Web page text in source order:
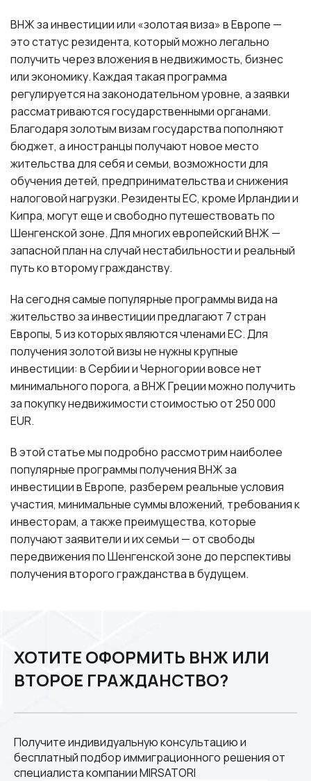
ВНЖ за инвестиции или «золотая виза» в Европе —
это статус резидента, который можно легально
получить через вложения в недвижимость, бизнес
или экономику. Каждая такая программа
регулируется на законодательном уровне, а заявки
рассматриваются государственными органами.
Благодаря золотым визам государства пополняют
бюджет, а иностранцы получают новое место
жительства для себя и семьи, возможности для
обучения детей, предпринимательства и снижения
налоговой нагрузки. Резиденты ЕС, кроме Ирландии и
Кипра, могут еще и свободно путешествовать по
Шенгенской зоне. Для многих европейский ВНЖ —
запасной план на случай нестабильности и реальный
путь ко второму гражданству.
На сегодня самые популярные программы вида на
жительство за инвестиции предлагают 7 стран
Европы, 5 из которых являются членами ЕС. Для
получения золотой визы не нужны крупные
инвестиции: в Сербии и Черногории вовсе нет
минимального порога, а ВНЖ Греции можно получить
за покупку недвижимости стоимостью от 250 000
EUR.
В этой статье мы подробно рассмотрим наиболее
популярные программы получения ВНЖ за
инвестиции в Европе, разберем реальные условия
участия, минимальные суммы вложений, требования к
инвесторам, а также преимущества, которые
получают заявители и их семьи — от свободы
передвижения по Шенгенской зоне до перспективы
получения второго гражданства в будущем.
ХОТИТЕ ОФОРМИТЬ ВНЖ ИЛИ
ВТОРОЕ ГРАЖДАНСТВО?
Получите индивидуальную консультацию и
бесплатный подбор иммиграционного решения от
специалиста компании MIRSATORI